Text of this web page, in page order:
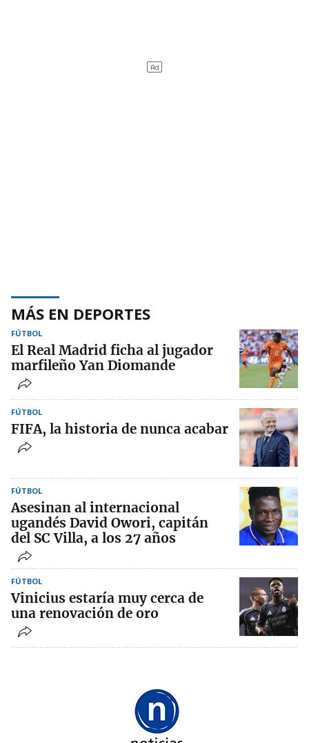
MÁS EN DEPORTES
FÚTBOL
El Real Madrid ficha al jugador
marfileño Yan Diomande
FÚTBOL
FIFA, la historia de nunca acabar
FÚTBOL
Asesinan al internacional
ugandés David Owori, capitán
del SC Villa, a los 27 años
FÚTBOL
Vinicius estaría muy cerca de
una renovación de oro